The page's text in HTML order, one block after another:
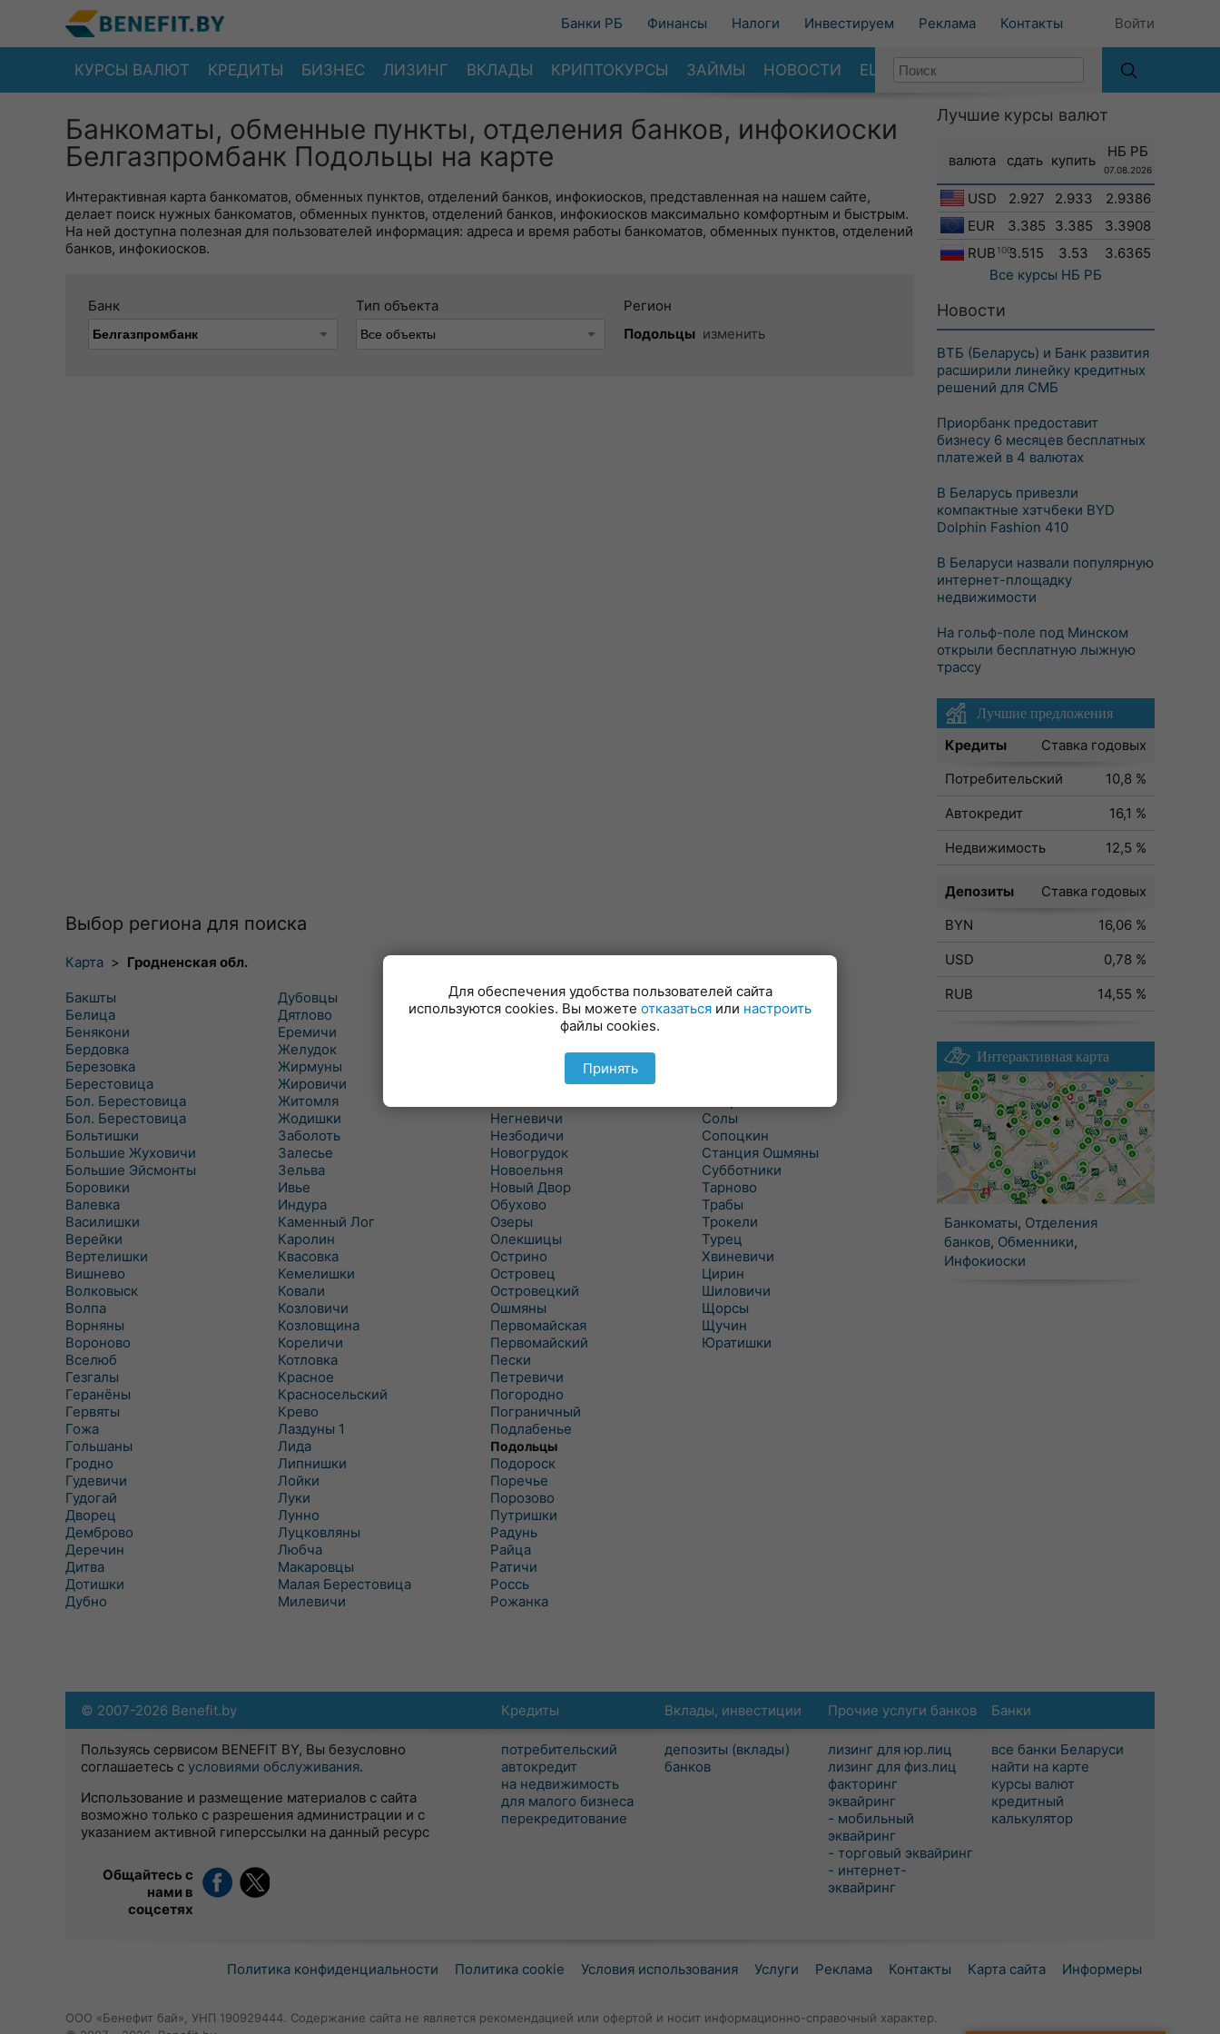
Банки РБ Финансы Налоги Инвестируем Реклама Контакты Войти
КУРСЫ ВАЛЮТ КРЕДИТЫ БИЗНЕС ЛИЗИНГ ВКЛАДЫ КРИПТОКУРСЫ ЗАЙМЫ НОВОСТИ ЕЩЕ
Банкоматы, обменные пункты, отделения банков, инфокиоски
Белгазпромбанк Подольцы на карте
Интерактивная карта банкоматов, обменных пунктов, отделений банков, инфокиосков, представленная на нашем сайте,
делает поиск нужных банкоматов, обменных пунктов, отделений банков, инфокиосков максимально комфортным и быстрым.
На ней доступна полезная для пользователей информация: адреса и время работы банкоматов, обменных пунктов, отделений
банков, инфокиосков.
Банк Тип объекта
Регион
Подольцы изменить
Выбор региона для поиска
Карта > Гродненская обл.
Бакшты
Белица
Бенякони
Бердовка
Березовка
Берестовица
Бол. Берестовица
Бол. Берестовица
Больтишки
Большие Жуховичи
Большие Эйсмонты
Боровики
Валевка
Василишки
Верейки
Вертелишки
Вишнево
Волковыск
Волпа
Ворняны
Вороново
Вселюб
Гезгалы
Геранёны
Гервяты
Гожа
Гольшаны
Гродно
Гудевичи
Гудогай
Дворец
Демброво
Деречин
Дитва
Дотишки
Дубно
Дубовцы
Дятлово
Еремичи
Желудок
Жирмуны
Жировичи
Житомля
Жодишки
Заболоть
Залесье
Зельва
Ивье
Индура
Каменный Лог
Каролин
Квасовка
Кемелишки
Ковали
Козловичи
Козловщина
Кореличи
Котловка
Красное
Красносельский
Крево
Лаздуны 1
Лида
Липнишки
Лойки
Луки
Лунно
Луцковляны
Любча
Макаровцы
Малая Берестовица
Милевичи
Минойты
Мир
Михалишки
Можейково
Мосты Правые
Негневичи
Незбодичи
Новогрудок
Новоельня
Новый Двор
Обухово
Озеры
Олекшицы
Острино
Островец
Островецкий
Ошмяны
Первомайская
Первомайский
Пески
Петревичи
Погородно
Пограничный
Подлабенье
Подольцы
Подороск
Поречье
Порозово
Путришки
Радунь
Райца
Ратичи
Роcсь
Рожанка
Россь
Свислочь
Солы
Сопоцкин
Станция Ошмяны
Субботники
Тарново
Трабы
Трокели
Турец
Хвиневичи
Цирин
Шиловичи
Щорсы
Щучин
Юратишки
Лучшие курсы валют
валюта сдать купить
НБ РБ
07.08.2026
USD 2.927 2.933
2.9386
EUR
3.385 3.385
3.3908
RUB 1003.515 3.53
3.6365
Все курсы НБ РБ
Новости
ВТБ (Беларусь) и Банк развития
расширили линейку кредитных
решений для СМБ
Приорбанк предоставит
бизнесу 6 месяцев бесплатных
платежей в 4 валютах
В Беларусь привезли
компактные хэтчбеки BYD
Dolphin Fashion 410
В Беларуси назвали популярную
интернет-площадку
недвижимости
На гольф-поле под Минском
открыли бесплатную лыжную
трассу
Лучшие предложения
Кредиты
Ставка годовых
Потребительский
10,8 %
Автокредит
16,1 %
Недвижимость
12,5 %
Депозиты
Ставка годовых
BYN
16,06 %
USD
0,78 %
RUB
14,55 %
Интерактивная карта
Банкоматы, Отделения
банков, Обменники,
Инфокиоски
Кредиты
потребительский
автокредит
на недвижимость
для малого бизнеса
перекредитование
Вклады, инвестиции
депозиты (вклады)
банков
Прочие услуги банков
лизинг для юр.лиц
лизинг для физ.лиц
факторинг
эквайринг
- мобильный
эквайринг
- торговый эквайринг
- интернет-
эквайринг
Банки
все банки Беларуси
найти на карте
курсы валют
кредитный
калькулятор
© 2007-2026 Benefit.by
Пользуясь сервисом BENEFIT BY, Вы безусловно
соглашаетесь с условиями обслуживания.
Использование и размещение материалов с сайта
возможно только с разрешения администрации и с
указанием активной гиперссылки на данный ресурс
Общайтесь с
нами в
соцсетях
Политика конфиденциальности Политика cookie Условия использования Услуги Реклама Контакты Карта сайта Информеры
ООО «Бенефит бай», УНП 190929444. Содержание сайта не является рекомендацией или офертой и носит информационно-справочный характер.
Для обеспечения удобства пользователей сайта
используются cookies. Вы можете отказаться или настроить
файлы cookies.
Принять